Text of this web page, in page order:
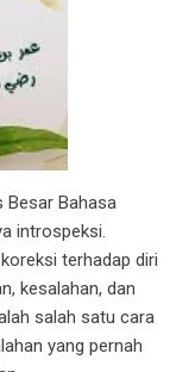
Besar Bahasa
introspeksi.
terhadap diri
kesalahan, dan
salah satu cara
yang pernah